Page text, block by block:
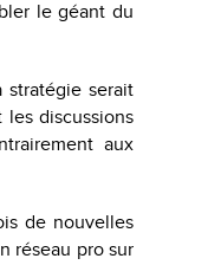
le géant du
stratégie serait
les discussions
aux
de nouvelles
réseau pro sur